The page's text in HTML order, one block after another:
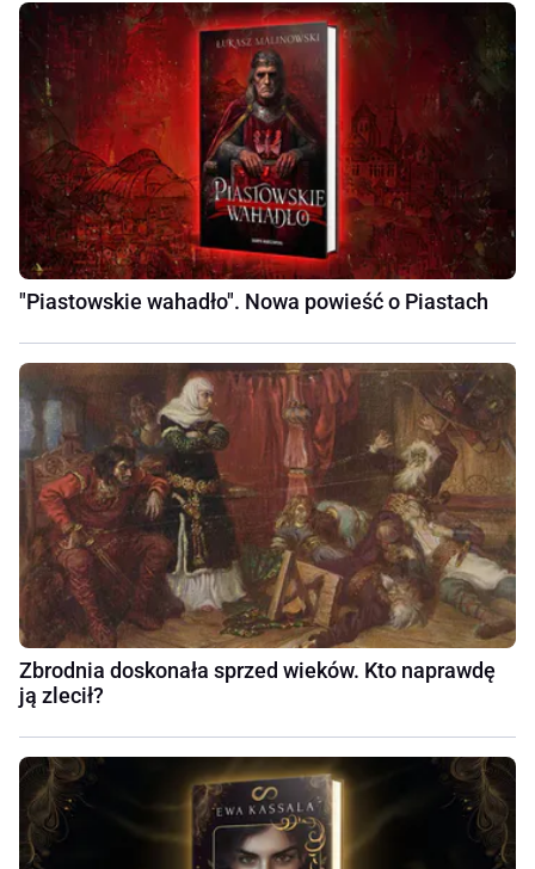
"Piastowskie wahadło". Nowa powieść o Piastach
Zbrodnia doskonała sprzed wieków. Kto naprawdę
ją zlecił?